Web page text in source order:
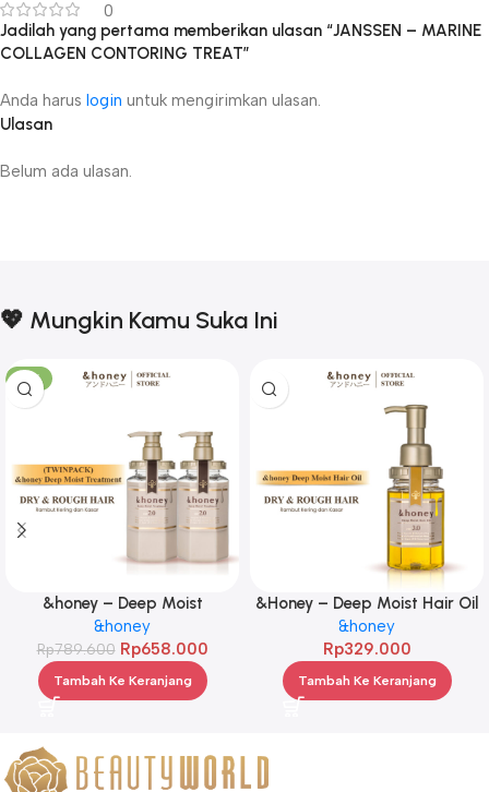
0
Ulasan
Belum ada ulasan.
Jadilah yang pertama memberikan ulasan “JANSSEN – MARINE
COLLAGEN CONTORING TREAT”
Anda harus login untuk mengirimkan ulasan.
💖 Mungkin Kamu Suka Ini
-17%
&honey – Deep Moist
Treatment 445 g Twinpack
&honey
Rp789.600 Rp658.000
Tambah Ke Keranjang
&Honey – Deep Moist Hair Oil
3.0 100ml
&honey
Rp329.000
Tambah Ke Keranjang